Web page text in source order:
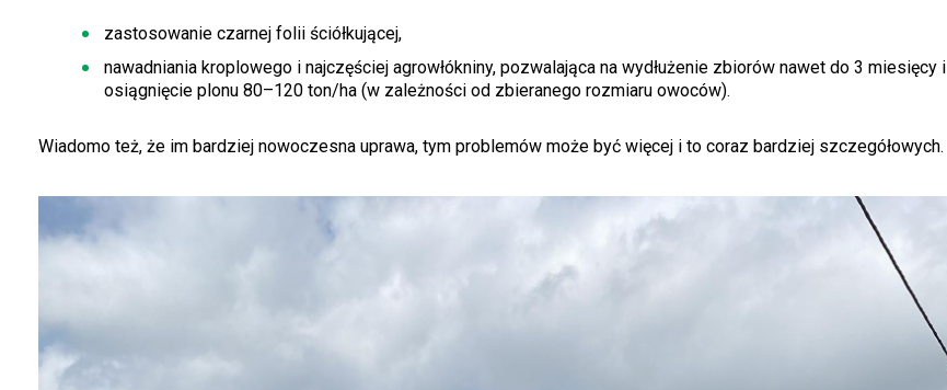
zastosowanie czarnej folii ściółkującej,
nawadniania kroplowego i najczęściej agrowłókniny, pozwalająca na wydłużenie zbiorów nawet do 3 miesięcy i
osiągnięcie plonu 80–120 ton/ha (w zależności od zbieranego rozmiaru owoców).
Wiadomo też, że im bardziej nowoczesna uprawa, tym problemów może być więcej i to coraz bardziej szczegółowych.